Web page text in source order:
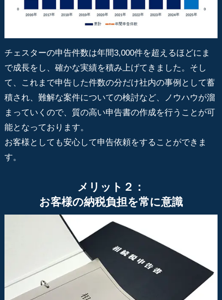
チェスターの申告件数は年間3,000件を超えるほどにま
で成長をし、確かな実績を積み上げてきました。そし
て、これまで申告した件数の分だけ社内の事例として蓄
積され、難解な案件についての検討など、ノウハウが溜
まっていくので、質の高い申告書の作成を行うことが可
能となっております。
お客様としても安心して申告依頼をすることができま
す。
メリット２：
お客様の納税負担を常に意識